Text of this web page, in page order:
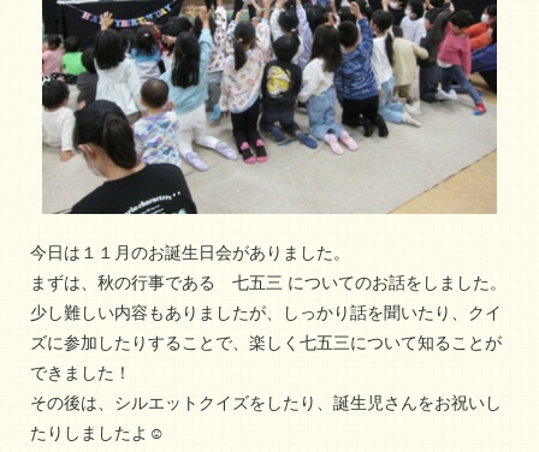
今日は１１月のお誕生日会がありました。
まずは、秋の行事である 七五三 についてのお話をしました。
少し難しい内容もありましたが、しっかり話を聞いたり、クイ
ズに参加したりすることで、楽しく七五三について知ることが
できました！
その後は、シルエットクイズをしたり、誕生児さんをお祝いし
たりしましたよ☺